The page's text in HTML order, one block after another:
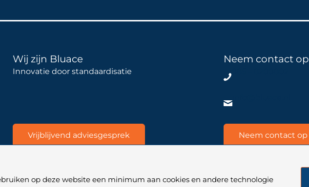
Wij zijn Bluace
Innovatie door standaardisatie
Vrijblijvend adviesgesprek
Neem contact op
Neem contact op
op deze website een minimum aan cookies en andere technologie